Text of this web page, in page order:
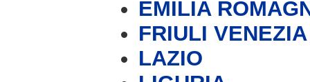
EMILIA
FRIULI
LAZIO